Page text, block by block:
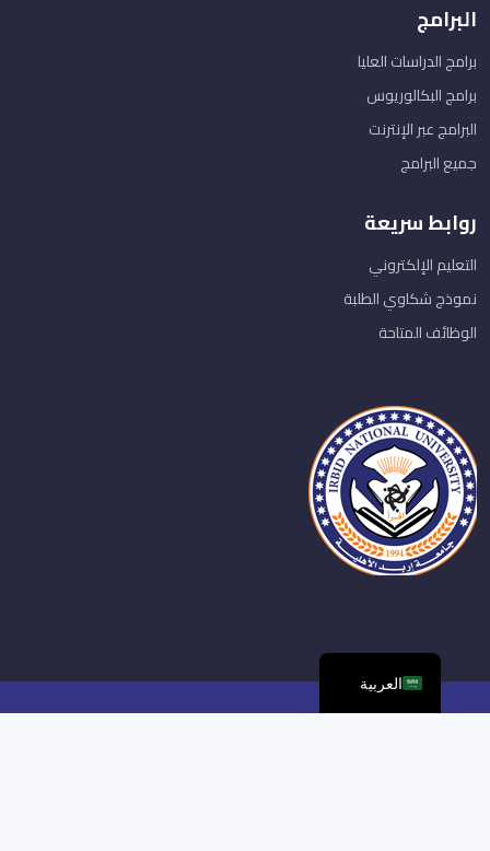
البرامج
برامج الدراسات العليا
برامج البكالوريوس
البرامج عبر الإنترنت
جميع البرامج
روابط سريعة
التعليم الإلكتروني
نموذج شكاوي الطلبة
الوظائف المتاحة
العربية